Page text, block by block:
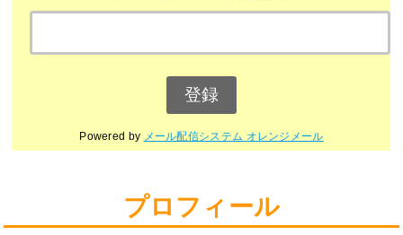
Powered by メール配信システム オレンジメール
プロフィール